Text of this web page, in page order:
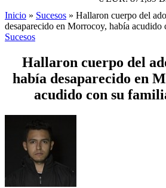
Inicio » Sucesos » Hallaron cuerpo del
desaparecido en Morrocoy, había acudido
Sucesos
Hallaron cuerpo del
había desaparecido en
acudido con su